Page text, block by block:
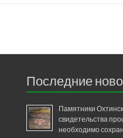
Последние
Памятники
свидетельства
необходимо